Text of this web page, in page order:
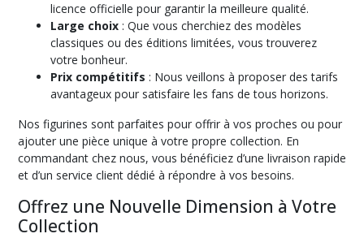
licence officielle pour garantir la meilleure qualité.
Large choix : Que vous cherchiez des modèles
classiques ou des éditions limitées, vous trouverez
votre bonheur.
Prix compétitifs : Nous veillons à proposer des tarifs
avantageux pour satisfaire les fans de tous horizons.
Nos figurines sont parfaites pour offrir à vos proches ou pour
ajouter une pièce unique à votre propre collection. En
commandant chez nous, vous bénéficiez d’une livraison rapide
et d’un service client dédié à répondre à vos besoins.
Offrez une Nouvelle Dimension à Votre
Collection